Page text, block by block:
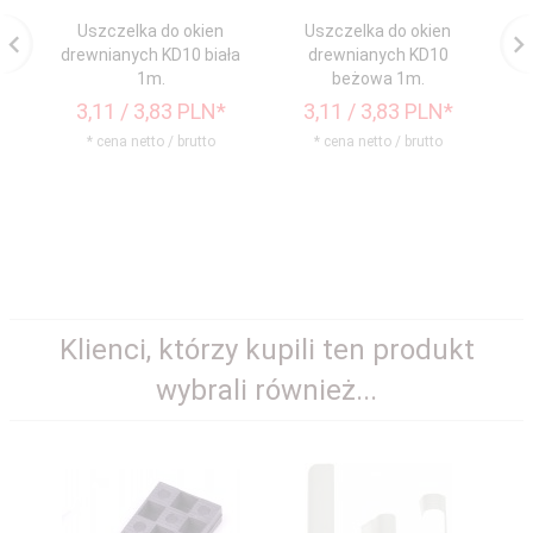
Uszczelka do okien
drewnianych KD10 biała
1m.
3,11 / 3,83 PLN*
* cena netto / brutto
Uszczelka do okien
drewnianych KD10
beżowa 1m.
3,11 / 3,83 PLN*
* cena netto / brutto
Klienci, którzy kupili ten produkt
wybrali również...